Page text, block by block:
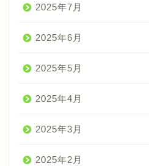
2025年7月
2025年6月
2025年5月
2025年4月
2025年3月
2025年2月